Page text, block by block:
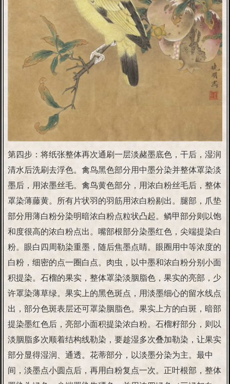
第四步：将纸张整体再次通刷一层淡赭墨底色，干后，湿润
清水后洗刷去浮色。禽鸟黑色部分用中墨分染并整体罩染淡
墨后，用浓墨丝毛。禽鸟黄色部分，用浓白粉丝毛后，整体
罩染薄藤黄。所有片状羽的羽筋用浓白粉剔出。腿部，爪垫
部分用薄白粉分染明暗浓白粉点粒状凸起。鳞甲部分则以饱
和度很高的浓白粉点出。嘴部根部分染墨红色，尖端提染白
粉。眼白四周勒染重墨，随后焦墨点睛。眼圈用中等浓度的
白粉，细密的点一圈白点。肉虫，以中墨和浓白粉分别小面
积提染。石榴的果实，整体罩染淡胭脂色，果实的亮部，少
许罩染薄草绿。果实上的黑色斑点，用淡墨细心的留水线点
出，部分色斑表层还可罩染胭脂色。果实上方的白斑，暗部
提染墨红色后，亮部小面积提染浓白粉。石榴籽部分，则以
淡胭脂多次顺着结构线勒染，要趁湿多次叠加勒染，让果实
部分显得湿润、通透。花蒂部分，以淡墨分染为主。最中
间，淡墨点小圆点后，再用白粉复点一次。正叶根部，整体